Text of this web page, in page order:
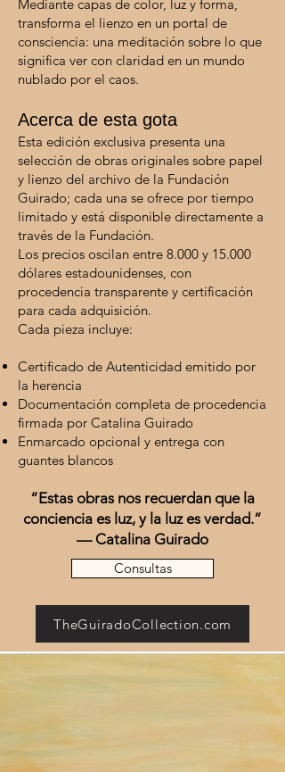
Mediante capas de color, luz y forma,
transforma el lienzo en un portal de
consciencia: una meditación sobre lo que
significa ver con claridad en un mundo
nublado por el caos.
Acerca de esta gota
Esta edición exclusiva presenta una
selección de obras originales sobre papel
y lienzo del archivo de la Fundación
Guirado; cada una se ofrece por tiempo
limitado y está disponible directamente a
través de la Fundación.
Los precios oscilan entre 8.000 y 15.000
dólares estadounidenses, con
procedencia transparente y certificación
para cada adquisición.
Cada pieza incluye:
Certificado de Autenticidad emitido por
la herencia
Documentación completa de procedencia
firmada por Catalina Guirado
Enmarcado opcional y entrega con
guantes blancos
“Estas obras nos recuerdan que la
conciencia es luz, y la luz es verdad.”
— Catalina Guirado
Consultas
TheGuiradoCollection.com